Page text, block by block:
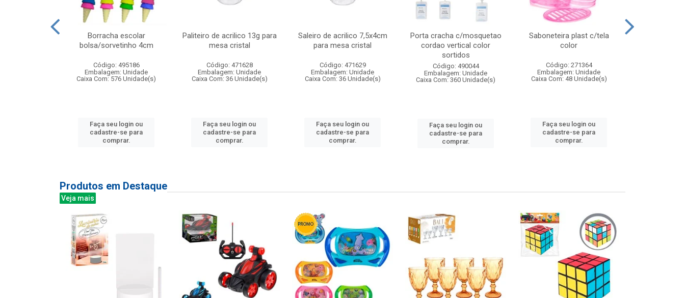
Borracha escolar
bolsa/sorvetinho 4cm
Código: 495186
Embalagem: Unidade
Caixa Com: 576 Unidade(s)
Faça seu login ou
cadastre-se para
comprar.
Paliteiro de acrilico 13g para
mesa cristal
Código: 471628
Embalagem: Unidade
Caixa Com: 36 Unidade(s)
Faça seu login ou
cadastre-se para
comprar.
Saleiro de acrilico 7,5x4cm
para mesa cristal
Código: 471629
Embalagem: Unidade
Caixa Com: 36 Unidade(s)
Faça seu login ou
cadastre-se para
comprar.
Porta cracha c/mosquetao
cordao vertical color
sortidos
Código: 490044
Embalagem: Unidade
Caixa Com: 360 Unidade(s)
Faça seu login ou
cadastre-se para
comprar.
Saboneteira plast c/tela
color
Código: 271364
Embalagem: Unidade
Caixa Com: 48 Unidade(s)
Faça seu login ou
cadastre-se para
comprar.
Produtos em Destaque
Veja mais